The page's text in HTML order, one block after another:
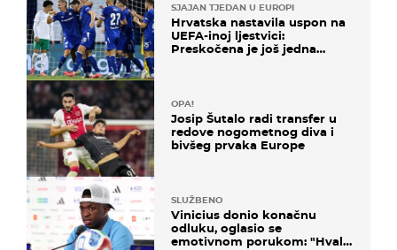
SJAJAN TJEDAN U EUROPI
Hrvatska nastavila uspon na
UEFA-inoj ljestvici:
Preskočena je još jedna
OPA!
Josip Šutalo radi transfer u
redove nogometnog diva i
bivšeg prvaka Europe
SLUŽBENO
Vinicius donio konačnu
odluku, oglasio se
emotivnom porukom: "Hvala